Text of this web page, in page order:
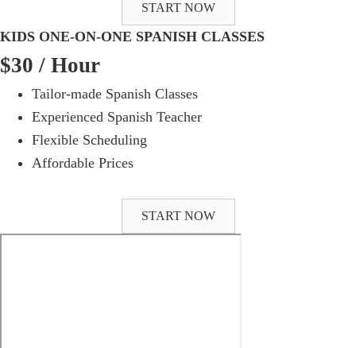
START NOW
KIDS ONE-ON-ONE SPANISH CLASSES
$30 / Hour
Tailor-made Spanish Classes
Experienced Spanish Teacher
Flexible Scheduling
Affordable Prices
START NOW